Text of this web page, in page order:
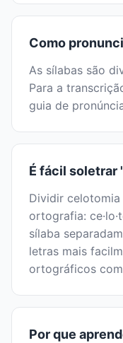
Como
As sílabas são
Para a
guia de
É fácil soletrar
Dividir celotomia
ortografia:
sílaba
letras mais
ortográficos
Por que